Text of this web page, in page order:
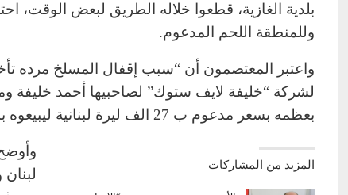
بلدية الغازية، قطعوا خلاله الطريق لبعض الوقت،
وللمنطقة اللحم المدعوم.
واعتبر المعتصمون أن “سبب إقفال المسلخ مرده
لشركة “خليفة لايف ستوك” لصاحبيها أحمد خليفة
بعظمه بسعر مدعوم ب 27 الف ليرة لبنانية ليبيعوه بدورهم للمواطن بسعر أربعين الف ليرة لبنانية”.
المزيد من المشاركات